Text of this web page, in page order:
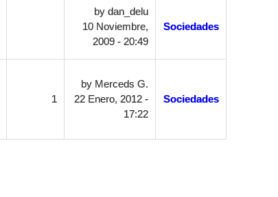
by dan_delu
10 Noviembre,
2009 - 20:49
Sociedades
1
by Merceds G.
22 Enero, 2012 -
17:22
Sociedades